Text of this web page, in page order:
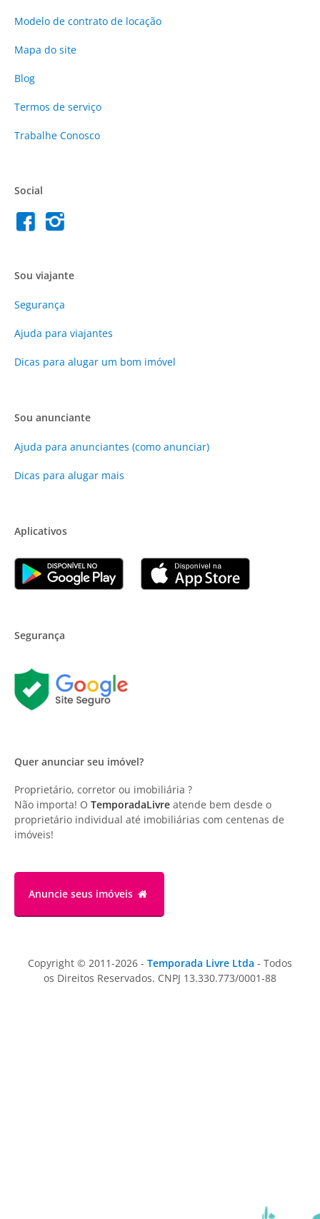
Modelo de contrato de locação
Mapa do site
Blog
Termos de serviço
Trabalhe Conosco
Social
Sou viajante
Segurança
Ajuda para viajantes
Dicas para alugar um bom imóvel
Sou anunciante
Ajuda para anunciantes (como anunciar)
Dicas para alugar mais
Aplicativos
Segurança
Quer anunciar seu imóvel?
Proprietário, corretor ou imobiliária ?
Não importa! O TemporadaLivre atende bem desde o
proprietário individual até imobiliárias com centenas de
imóveis!
Anuncie seus imóveis
Copyright © 2011-2026 - Temporada Livre Ltda - Todos
os Direitos Reservados. CNPJ 13.330.773/0001-88